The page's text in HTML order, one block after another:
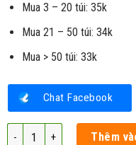
Mua 3 – 20 túi: 35k
Mua 21 – 50 túi: 34k
Mua > 50 túi: 33k
Chat Facebook
Bộ Quần Áo Dành Cho Chó
Thêm